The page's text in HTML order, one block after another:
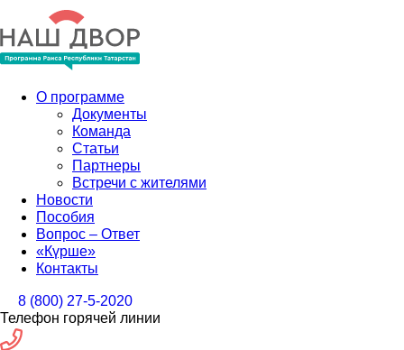
О программе
Документы
Команда
Статьи
Партнеры
Встречи с жителями
Новости
Пособия
Вопрос – Ответ
«Күрше»
Контакты
8 (800) 27-5-2020
Телефон горячей линии